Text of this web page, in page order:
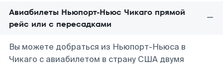
Авиабилеты Ньюпорт-Ньюс Чикаго прямой
рейс или с пересадками
Вы можете добраться из Ньюпорт-Ньюса в
Чикаго с авиабилетом в страну США двумя